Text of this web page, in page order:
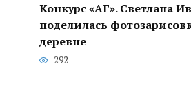
Конкурс «АГ». Светлана
поделилась
деревне
292